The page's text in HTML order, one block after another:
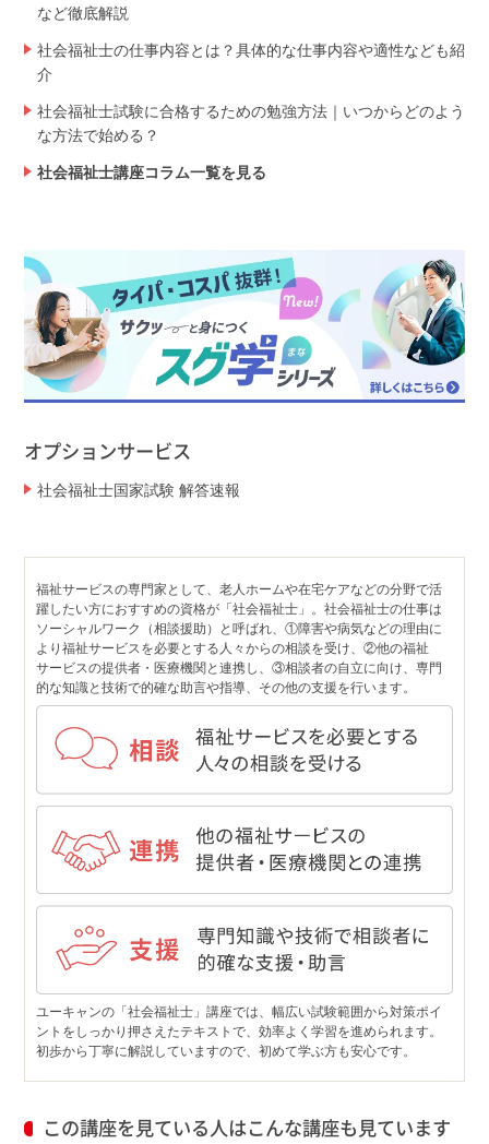
など徹底解説
社会福祉士の仕事内容とは？具体的な仕事内容や適性なども紹
介
社会福祉士試験に合格するための勉強方法｜いつからどのよう
な方法で始める？
社会福祉士講座コラム一覧を見る
オプションサービス
社会福祉士国家試験 解答速報
福祉サービスの専門家として、老人ホームや在宅ケアなどの分野で活
躍したい方におすすめの資格が「社会福祉士」。社会福祉士の仕事は
ソーシャルワーク（相談援助）と呼ばれ、①障害や病気などの理由に
より福祉サービスを必要とする人々からの相談を受け、②他の福祉
サービスの提供者・医療機関と連携し、③相談者の自立に向け、専門
的な知識と技術で的確な助言や指導、その他の支援を行います。
ユーキャンの「社会福祉士」講座では、幅広い試験範囲から対策ポイ
ントをしっかり押さえたテキストで、効率よく学習を進められます。
初歩から丁寧に解説していますので、初めて学ぶ方も安心です。
この講座を見ている人はこんな講座も見ています